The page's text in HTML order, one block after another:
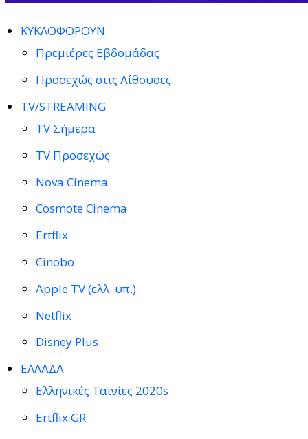
ΚΥΚΛΟΦΟΡΟΥΝ
Πρεμιέρες Εβδομάδας
Προσεχώς στις Αίθουσες
TV/STREAMING
TV Σήμερα
TV Προσεχώς
Nova Cinema
Cosmote Cinema
Ertflix
Cinobo
Apple TV (ελλ. υπ.)
Netflix
Disney Plus
ΕΛΛΑΔΑ
Ελληνικές Ταινίες 2020s
Ertflix GR